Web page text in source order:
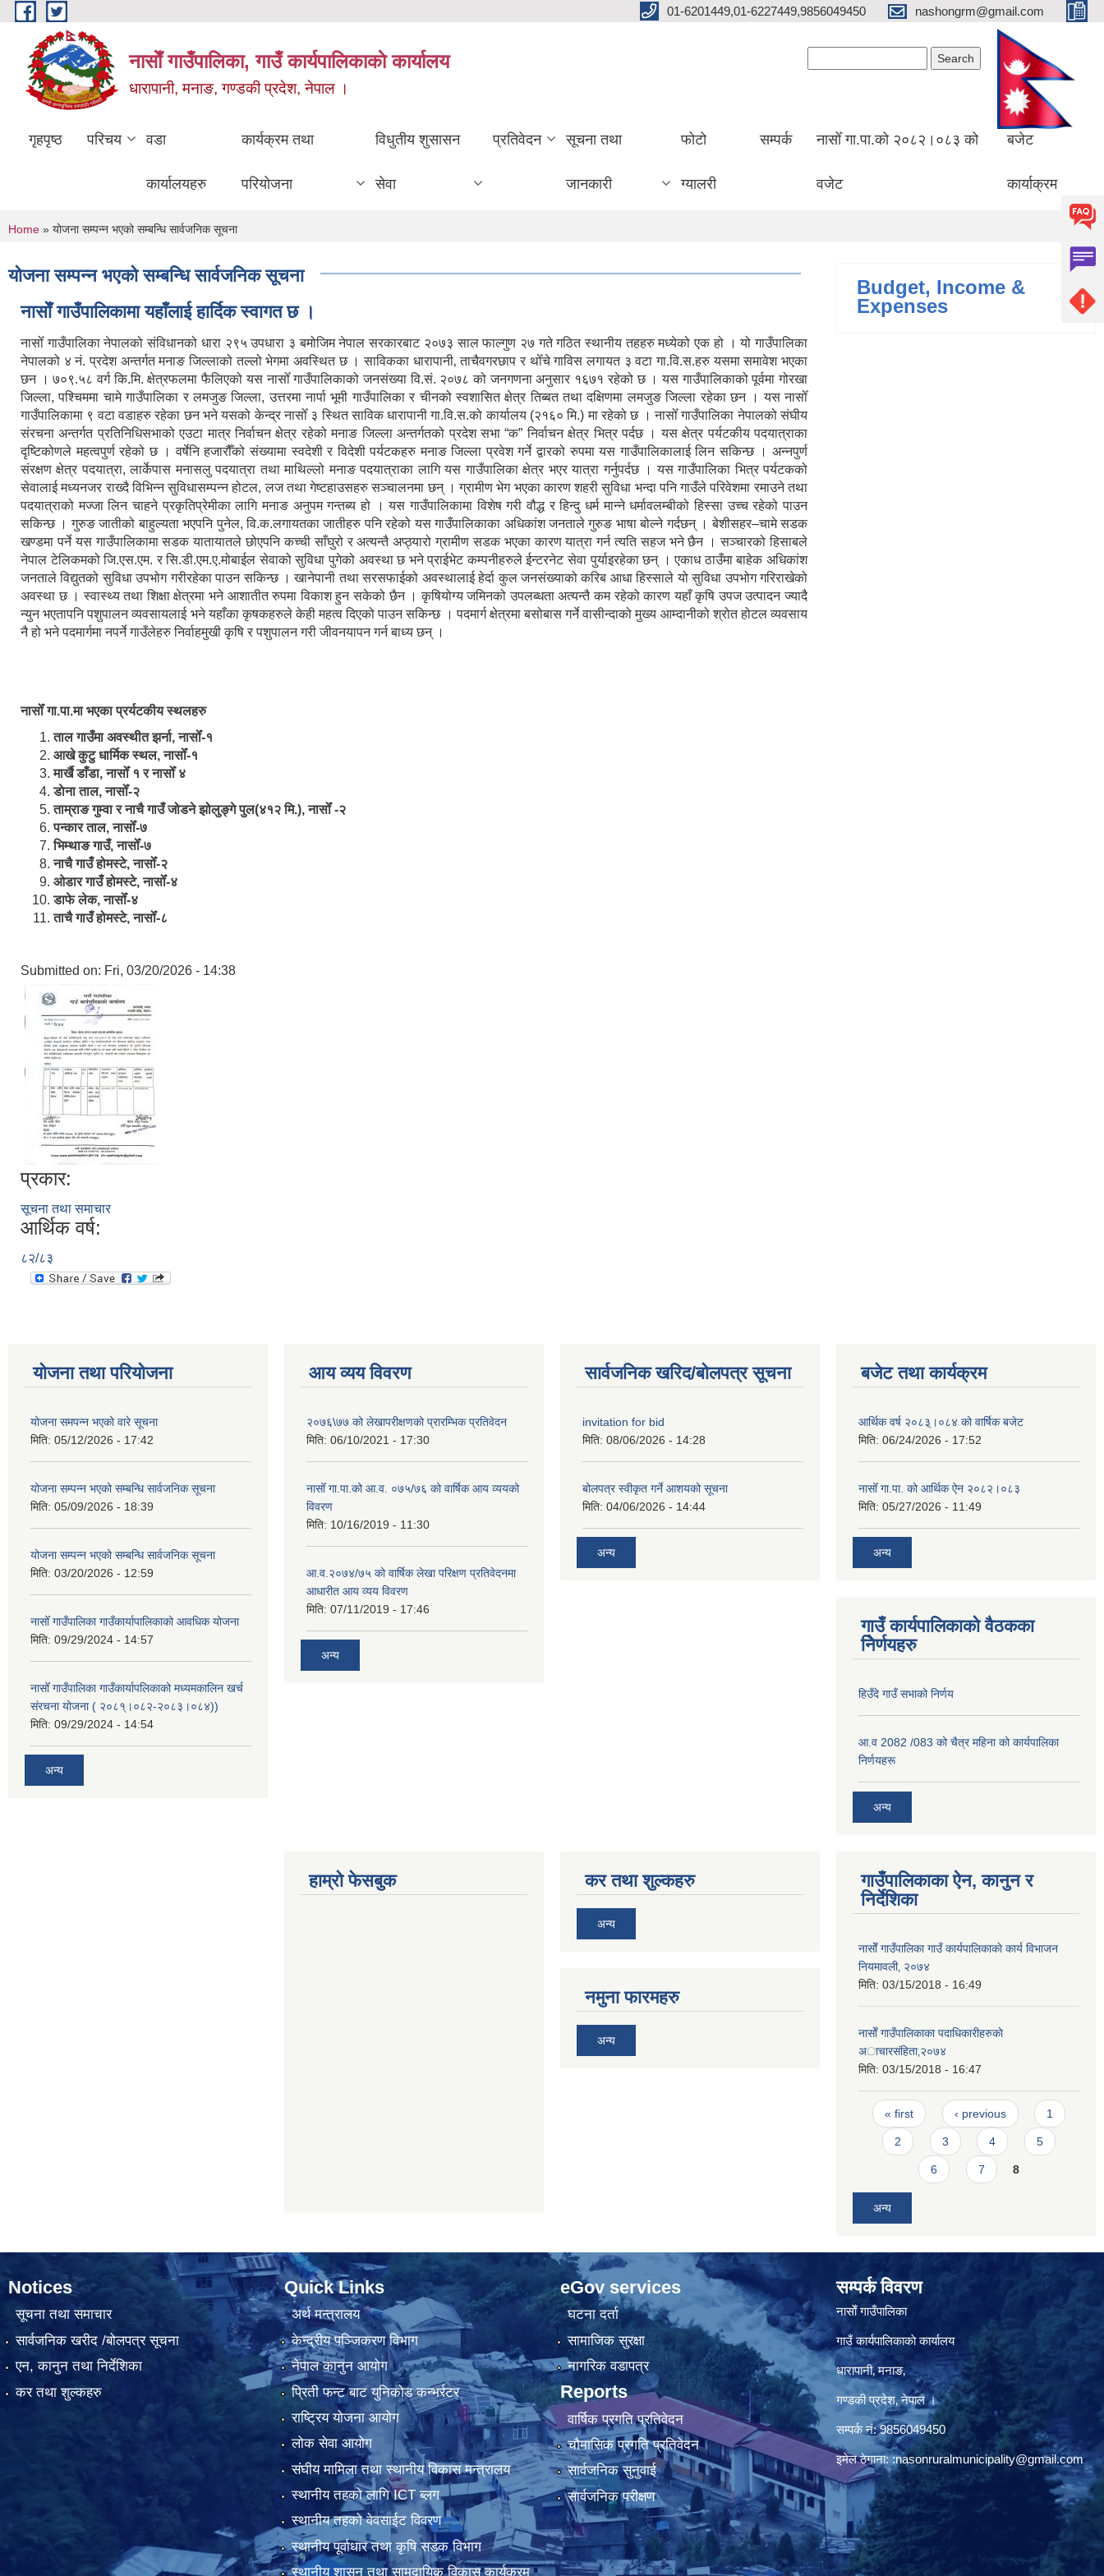
Skip to main content 01-6201449,01-6227449,9856049450 nashongrm@gmail.com
नासाेँ गाउँपालिका, गाउँ कार्यपालिकाकाे कार्यालय
धारापानी, मनाङ, गण्डकी प्रदेश, नेपाल ।
गृहपृष्ठ परिचय वडा
कार्यालयहरु
कार्यक्रम तथा
परियोजना
विधुतीय शुसासन
सेवा
प्रतिवेदन सूचना तथा
जानकारी
फोटो
ग्यालरी
सम्पर्क नासोँ गा.पा.को २०८२।०८३ को
वजेट
बजेट
कार्याक्रम
You are here
Home » योजना सम्पन्न भएको सम्बन्धि सार्वजनिक सूचना
योजना सम्पन्न भएको सम्बन्धि सार्वजनिक सूचना
नासाेँ गाउँपालिकामा यहाँलाई हार्दिक स्वागत छ ।
नासोँ गाउँपालिका नेपालको संविधानको धारा २९५ उपधारा ३ बमोजिम नेपाल सरकारबाट २०७३ साल फाल्गुण २७ गते गठित स्थानीय तहहरु मध्येको एक हो । यो गाउँपालिका
नेपालको ४ नं. प्रदेश अन्तर्गत मनाङ जिल्लाको तल्लो भेगमा अवस्थित छ । साविकका धारापानी‚ ताचैवगरछाप र थोँचे गाविस लगायत ३ वटा गा.वि.स.हरु यसमा समावेश भएका
छन । ७०९.५८ वर्ग कि.मि. क्षेत्रफलमा फैलिएको यस नासोँ गाउँपालिकाको जनसंख्या वि.सं. २०७८ को जनगणना अनुसार १६७१ रहेको छ । यस गाउँपालिकाको पूर्वमा गोरखा
जिल्ला, पश्चिममा चामे गाउँपालिका र लमजुङ जिल्ला, उत्तरमा नार्पा भूमी गाउँपालिका र चीनको स्वशासित क्षेत्र तिब्बत तथा दक्षिणमा लमजुङ जिल्ला रहेका छन । यस नासोँ
गाउँपालिकामा ९ वटा वडाहरु रहेका छन भने यसको केन्द्र नासोँ ३ स्थित साविक धारापानी गा.वि.स.को कार्यालय (२१६० मि.) मा रहेको छ । नासोँ गाउँपालिका नेपालको संघीय
संरचना अन्तर्गत प्रतिनिधिसभाको एउटा मात्र निर्वाचन क्षेत्र रहेको मनाङ जिल्ला अन्तर्गतको प्रदेश सभा “क” निर्वाचन क्षेत्र भित्र पर्दछ । यस क्षेत्र पर्यटकीय पदयात्राका
दृष्टिकोणले महत्वपुर्ण रहेको छ । वर्षेनि हजारौँको संख्यामा स्वदेशी र विदेशी पर्यटकहरु मनाङ जिल्ला प्रवेश गर्ने द्वारको रुपमा यस गाउँपालिकालाई लिन सकिन्छ । अन्नपुर्ण
संरक्षण क्षेत्र पदयात्रा, लार्केपास मनासलु पदयात्रा तथा माथिल्लो मनाङ पदयात्राका लागि यस गाउँपालिका क्षेत्र भएर यात्रा गर्नुपर्दछ । यस गाउँपालिका भित्र पर्यटकको
सेवालाई मध्यनजर राख्दै विभिन्न सुविधासम्पन्न होटल, लज तथा गेष्टहाउसहरु सञ्चालनमा छन् । ग्रामीण भेग भएका कारण शहरी सुविधा भन्दा पनि गाउँले परिवेशमा रमाउने तथा
पदयात्राको मज्जा लिन चाहने प्रकृतिप्रेमीका लागि मनाङ अनुपम गन्तब्य हो । यस गाउँपालिकामा विशेष गरी वौद्ध र हिन्दु धर्म मान्ने धर्मावलम्बीको हिस्सा उच्च रहेको पाउन
सकिन्छ । गुरुङ जातीको बाहुल्यता भएपनि पुनेल, वि.क.लगायतका जातीहरु पनि रहेको यस गाउँपालिकाका अधिकांश जनताले गुरुङ भाषा बोल्ने गर्दछन् । बेशीसहर–चामे सडक
खण्डमा पर्ने यस गाउँपालिकामा सडक यातायातले छोएपनि कच्ची साँघुरो र अत्यन्तै अप्ठ्यारो ग्रामीण सडक भएका कारण यात्रा गर्न त्यति सहज भने छैन । सञ्चारको हिसाबले
नेपाल टेलिकमको जि.एस.एम. र सि.डी.एम.ए.मोबाईल सेवाको सुविधा पुगेको अवस्था छ भने प्राईभेट कम्पनीहरुले ईन्टरनेट सेवा पुर्याइरहेका छन् । एकाध ठाउँमा बाहेक अधिकांश
जनताले विद्युतको सुविधा उपभोग गरीरहेका पाउन सकिन्छ । खानेपानी तथा सरसफाईको अवस्थालाई हेर्दा कुल जनसंख्याको करिब आधा हिस्साले यो सुविधा उपभोग गरिराखेको
अवस्था छ । स्वास्थ्य तथा शिक्षा क्षेत्रमा भने आशातीत रुपमा विकाश हुन सकेको छैन । कृषियोग्य जमिनको उपलब्धता अत्यन्तै कम रहेको कारण यहाँ कृषि उपज उत्पादन ज्यादै
न्युन भएतापनि पशुपालन व्यवसायलाई भने यहाँका कृषकहरुले केही महत्व दिएको पाउन सकिन्छ । पदमार्ग क्षेत्रमा बसोबास गर्ने वासीन्दाको मुख्य आम्दानीको श्रोत होटल व्यवसाय
नै हो भने पदमार्गमा नपर्ने गाउँलेहरु निर्वाहमुखी कृषि र पशुपालन गरी जीवनयापन गर्न बाध्य छन् ।
नासोँ गा.पा.मा भएका प्रर्यटकीय स्थलहरु
ताल गाउँमा अवस्थीत झर्ना, नासोँ-१
आखे कुटु धार्मिक स्थल, नासोँ-१
मार्खै डाँडा, नासोँ १ र नासोँ ४
डाेना ताल, नासोँ-२
ताम्राङ गुम्वा र नाचै गाउँ जोडने झोलुङ्गे पुल(४१२ मि.), नासोँ -२
पन्कार ताल, नासोँ-७
भिम्थाङ गाउँ, नासोँ-७
नाचै गाउँ होमस्टे, नासोँ-२
ओ‍‍‌डार गाउँ होमस्टे, नासोँ-४
डाफे लेक, नासोँ-४
ताचै गाउँ होमस्टे, नासोँ-८
Submitted on: Fri, 03/20/2026 - 14:38
प्रकार:
सूचना तथा समाचार
आर्थिक वर्ष:
८२/८३
Budget, Income &
Expenses
योजना तथा परियोजना
योजना समपन्न भएको वारे सूचना
मिति: 05/12/2026 - 17:42
योजना सम्पन्न भएको सम्बन्धि सार्वजनिक सूचना
मिति: 05/09/2026 - 18:39
योजना सम्पन्न भएको सम्बन्धि सार्वजनिक सूचना
मिति: 03/20/2026 - 12:59
नासोँ गाउँपालिका गाउँकार्यापालिकाको आवधिक योजना
मिति: 09/29/2024 - 14:57
नासोँ गाउँपालिका गाउँकार्यापलिकाको मध्यमकालिन खर्च
संरचना योजना ( २०८१्।०८२-२०८३।०८४))
मिति: 09/29/2024 - 14:54
अन्य
आय व्यय विवरण
२०७६\७७ को लेखापरीक्षणको प्रारम्भिक प्रतिवेदन
मिति: 06/10/2021 - 17:30
नासोँ गा.पा.को आ.व. ०७५/७६ को वार्षिक आय व्ययको
विवरण
मिति: 10/16/2019 - 11:30
आ.व.२०७४/७५ को वार्षिक लेखा परिक्षण प्रतिवेदनमा
आधारीत आय व्यय विवरण
मिति: 07/11/2019 - 17:46
अन्य
सार्वजनिक खरिद/बोलपत्र सूचना
invitation for bid
मिति: 08/06/2026 - 14:28
बोलपत्र स्वीकृत गर्ने आशयको सूचना
मिति: 04/06/2026 - 14:44
अन्य
बजेट तथा कार्यक्रम
आर्थिक वर्ष २०८३्।०८४ को वार्षिक बजेट
मिति: 06/24/2026 - 17:52
नासोँ गा.पा. को आर्थिक ऐन २०८२।०८३
मिति: 05/27/2026 - 11:49
अन्य
गाउँ कार्यपालिकाको वैठकका
निेर्णयहरु
हिउँदे गाउँ सभाको निर्णय
आ.व 2082 /083 को चैत्र महिना को कार्यपालिका
निर्णयहरू
अन्य
हाम्रो फेसबुक कर तथा शुल्कहरु
अन्य
नमुना फारमहरु
अन्य
गाउँपालिकाका ऐन, कानुन र
निर्देशिका
नासाेँ गाउँपालिका गाउँ कार्यपालिकाकाे कार्य विभाजन
नियमावली‚ २०७४
मिति: 03/15/2018 - 16:49
नासाेँ गाउँपालिकाका पदाधिकारीहरुकाे
अाचारस‌ंहिता‚२०७४
मिति: 03/15/2018 - 16:47
Pages
« first ‹ previous 1
2 3 4 5
6 7 8
अन्य
Notices
सूचना तथा समाचार
सार्वजनिक खरीद /बोलपत्र सूचना
एन, कानुन तथा निर्देशिका
कर तथा शुल्कहरु
Quick Links
अर्थ मन्त्रालय
केन्द्रीय पञ्जिकरण विभाग
नेपाल कानुन आयोग
प्रिती फन्ट बाट युनिकोड कन्भर्रटर
राष्ट्रिय योजना आयोग
लोक सेवा आयोग
संघीय मामिला तथा स्थानीय विकास मन्त्रालय
स्थानीय तहको लागि ICT ब्लग
स्थानीय तहको वेवसाईट विवरण
स्थानीय पूर्वाधार तथा कृषि सडक विभाग
स्थानीय शासन तथा सामुदायिक विकास कार्यक्रम
eGov services
घटना दर्ता
सामाजिक सुरक्षा
नागरिक वडापत्र
Reports
वार्षिक प्रगति प्रतिवेदन
चौमासिक प्रगति प्रतिवेदन
सार्वजनिक सुनुवाई
सार्वजनिक परीक्षण
सम्पर्क विवरण
नासाेँ गाउँपालिका
गाउँ कार्यपालिकाकाे कार्यालय
धारापानी‚ मनाङ‚
गण्डकी प्रदेश‚ नेपाल ।
सम्पर्क न‌ं‍: 9856049450
इमेल ठेगाना::nasonruralmunicipality@gmail.com